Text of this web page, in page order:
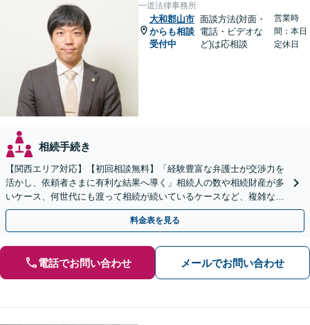
一道法律事務所
大和郡山市
からも相談
受付中
面談方法(対面・
電話・ビデオな
ど)は応相談
営業時
間：本日
定休日
相続手続き
【関西エリア対応】【初回相談無料】「経験豊富な弁護士が交渉力を
活かし、依頼者さまに有利な結果へ導く」相続人の数や相続財産が多
いケース、何世代にも渡って相続が続いているケースなど、複雑な事
案でも対応！協議、調停、審判どのフェーズからも相談可
料金表を見る
電話でお問い合わせ メールでお問い合わせ